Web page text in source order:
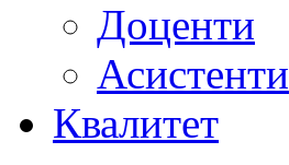
Доценти
Асистенти
Квалитет